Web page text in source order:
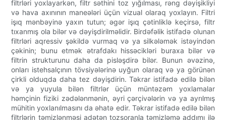
filtrləri yoxlayarkən, filtr səthini toz yığılması, rəng dəyişikliyi
və hava axınının maneələri üçün vizual olaraq yoxlayın. Filtri
işıq mənbəyinə yaxın tutun; əgər işıq çətinliklə keçirsə, filtr
tıxanmış ola bilər və dəyişdirilməlidir. Birdəfəlik istifadə olunan
filtrləri aqressiv şəkildə vurmaq və ya silkələmək istəyindən
çəkinin; bunu etmək ətrafdakı hissəcikləri buraxa bilər və
filtrin strukturunu daha da pisləşdirə bilər. Bunun əvəzinə,
onları istehsalçının tövsiyələrinə uyğun olaraq və ya görünən
çirkli olduqda daha tez dəyişdirin. Təkrar istifadə edilə bilən
və ya yuyula bilən filtrlər üçün müntəzəm yoxlamalar
həmçinin fiziki zədələnmənin, əyri çərçivələrin və ya ayrılmış
mühitin yoxlanılmasını da əhatə edir. Təkrar istifadə edilə bilən
filtrlərin təmizlənməsi adətən tozsoranla təmizləmə addımı ilə